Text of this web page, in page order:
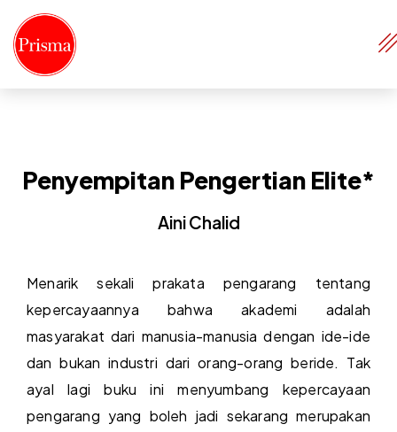
Penyempitan Pengertian Elite*
Aini Chalid
Menarik sekali prakata pengarang tentang
kepercayaannya bahwa akademi adalah
masyarakat dari manusia-manusia dengan ide-ide
dan bukan industri dari orang-orang beride. Tak
ayal lagi buku ini menyumbang kepercayaan
pengarang yang boleh jadi sekarang merupakan